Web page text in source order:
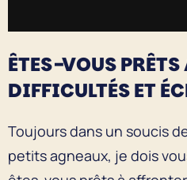
ÊTES-VOUS
DIFFICULTÉS ET
Toujours dans un soucis
petits agneaux, je dois